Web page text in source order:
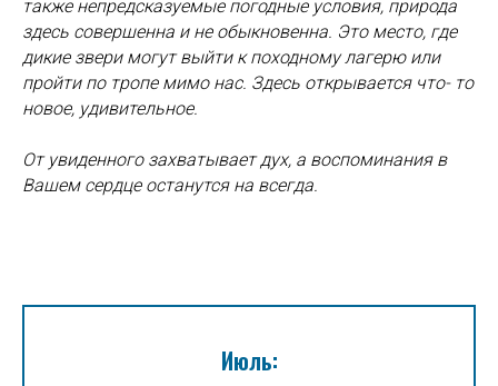
также непредсказуемые погодные условия, природа
здесь совершенна и не обыкновенна. Это место, где
дикие звери могут выйти к походному лагерю или
пройти по тропе мимо нас. Здесь открывается что- то
новое, удивительное.
От увиденного захватывает дух, а воспоминания в
Вашем сердце останутся на всегда.
Июль: